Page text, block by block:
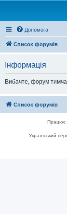
Допомога
Список форумів
Інформація
Вибачте, форум
Список форумів
Працює
Український